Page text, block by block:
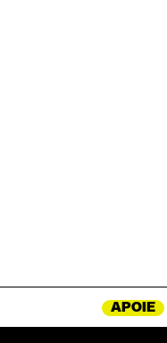
APOIE